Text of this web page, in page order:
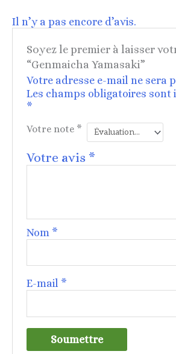
Il n’y a pas encore d’avis.
Soyez le premier à laisser
“Genmaicha Yamasaki”
Votre adresse e-mail ne sera
Les champs obligatoires sont
*
Votre note *
Votre avis *
Nom *
E-mail *